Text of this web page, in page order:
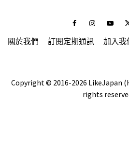
FacebookInstagram
關於我們 訂閱定期通訊 加入我
Copyright © 2016-2026 LikeJapan
rights